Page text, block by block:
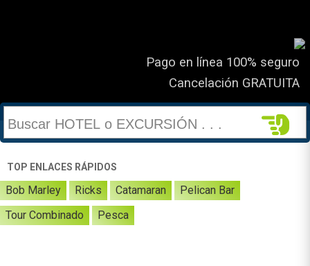
Pago en línea 100% seguro
Cancelación GRATUITA
TOP ENLACES RÁPIDOS
Bob Marley Ricks Catamaran
Pelican Bar
Tour Combinado
Pesca